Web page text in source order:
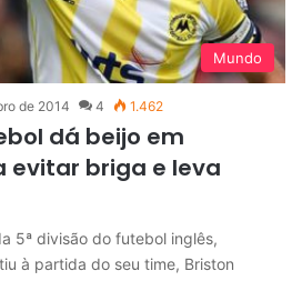
Mundo
de 2014 4 1.462
dá beijo em
evitar briga e leva
5ª divisão do futebol inglês,
à partida do seu time, Briston